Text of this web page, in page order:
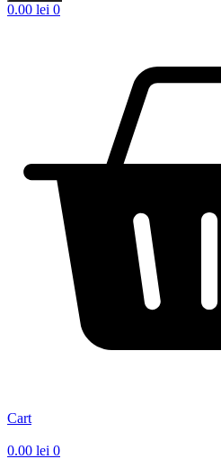
0.00 lei 0
Cart
0.00 lei 0